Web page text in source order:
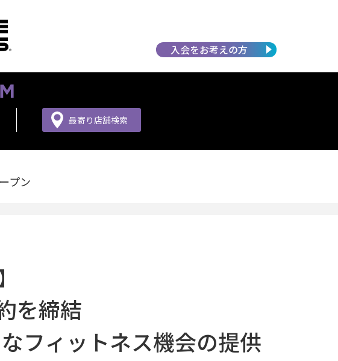
入会をお考えの方
最寄り店舗検索
プン
を締結
フィットネス機会の提供